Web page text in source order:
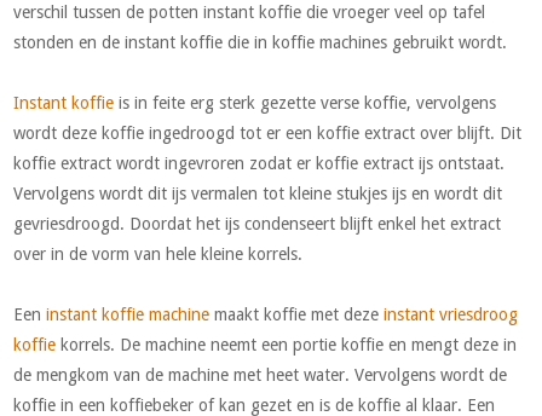
verschil tussen de potten instant koffie die vroeger veel op tafel
stonden en de instant koffie die in koffie machines gebruikt wordt.
Instant koffie is in feite erg sterk gezette verse koffie, vervolgens
wordt deze koffie ingedroogd tot er een koffie extract over blijft. Dit
koffie extract wordt ingevroren zodat er koffie extract ijs ontstaat.
Vervolgens wordt dit ijs vermalen tot kleine stukjes ijs en wordt dit
gevriesdroogd. Doordat het ijs condenseert blijft enkel het extract
over in de vorm van hele kleine korrels.
Eeninstant koffie machine maakt koffie met dezeinstant vriesdroog
koffie korrels. De machine neemt een portie koffie en mengt deze in
de mengkom van de machine met heet water. Vervolgens wordt de
koffie in een koffiebeker of kan gezet en is de koffie al klaar. Een